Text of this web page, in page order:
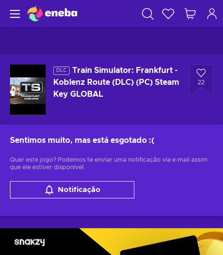
DLC
Train Simulator: Frankfurt -
Koblenz Route (DLC) (PC) Steam
Key GLOBAL
22
Sentimos muito, mas está esgotado :(
Quer este jogo? Podemos te enviar uma notificação via e-mail assim
que ele estiver disponível.
Notificação